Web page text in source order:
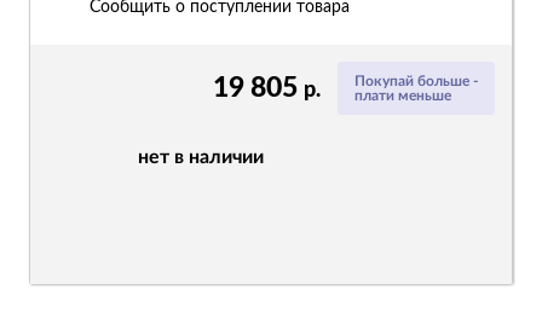
Покупай больше -
плати меньше
19 805 р.
нет в наличии
Сообщить о поступлении товара